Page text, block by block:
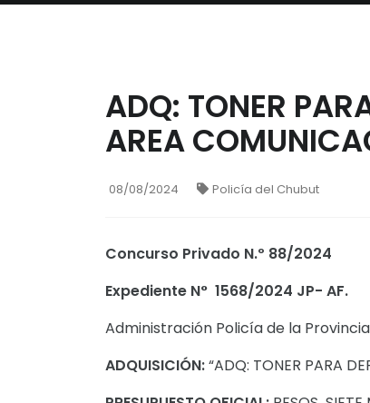
ADQ: TONER
AREA
08/08/2024 Policía del Chubut
Concurso Privado N.º 88/2024
Expediente N° 1568/2024 JP- AF.
Administración Policía de la
ADQUISICIÓN:“ADQ: TONER PARA